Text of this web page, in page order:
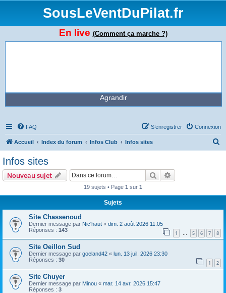
SousLeVentDuPilat.fr
En live (Comment ça marche ?)
Agrandir
FAQ Connexion
S’enregistrer
Accueil Index du forum Infos Club Infos sites
e
Infos sites
Nouveau sujet Rechercher
19 sujets • Page 1 sur 1
Sujets
Site Chassenoud
Dernier message par Nic'haut « dim. 2 août 2026 11:05
Réponses : 143 1 … 5 6 7 8
Site Oeillon Sud
Dernier message par goeland42 « lun. 13 juil. 2026 23:30
Réponses : 30 1 2
Site Chuyer
Dernier message par Minou « mar. 14 avr. 2026 15:47
Réponses : 3